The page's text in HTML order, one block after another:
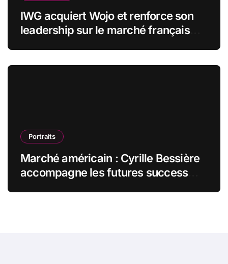
IWG acquiert Wojo et renforce son
leadership sur le marché français
Portraits
Marché américain : Cyrille Bessière
accompagne les futures success